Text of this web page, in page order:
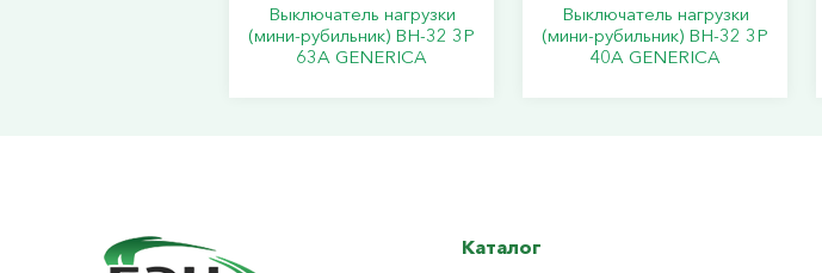
Выключатель нагрузки
(мини-рубильник) ВН-32 3Р
63А GENERICA
Выключатель нагрузки
(мини-рубильник) ВН-32 3Р
40А GENERICA
Каталог